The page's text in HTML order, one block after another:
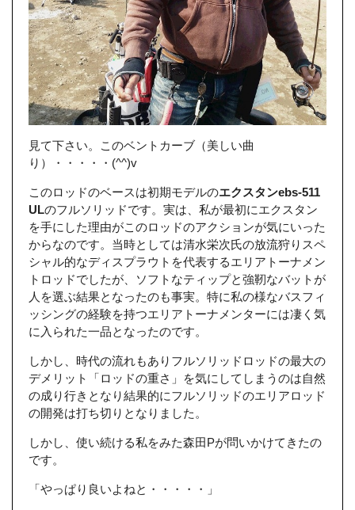
見て下さい。このベントカーブ（美しい曲
り）・・・・・(^^)v
このロッドのベースは初期モデルのエクスタンebs-511
ULのフルソリッドです。実は、私が最初にエクスタン
を手にした理由がこのロッドのアクションが気にいった
からなのです。当時としては清水栄次氏の放流狩りスペ
シャル的なディスプラウトを代表するエリアトーナメン
トロッドでしたが、ソフトなティップと強靭なバットが
人を選ぶ結果となったのも事実。特に私の様なバスフィ
ッシングの経験を持つエリアトーナメンターには凄く気
に入られた一品となったのです。
しかし、時代の流れもありフルソリッドロッドの最大の
デメリット「ロッドの重さ」を気にしてしまうのは自然
の成り行きとなり結果的にフルソリッドのエリアロッド
の開発は打ち切りとなりました。
しかし、使い続ける私をみた森田Pが問いかけてきたの
です。
「やっぱり良いよねと・・・・・」